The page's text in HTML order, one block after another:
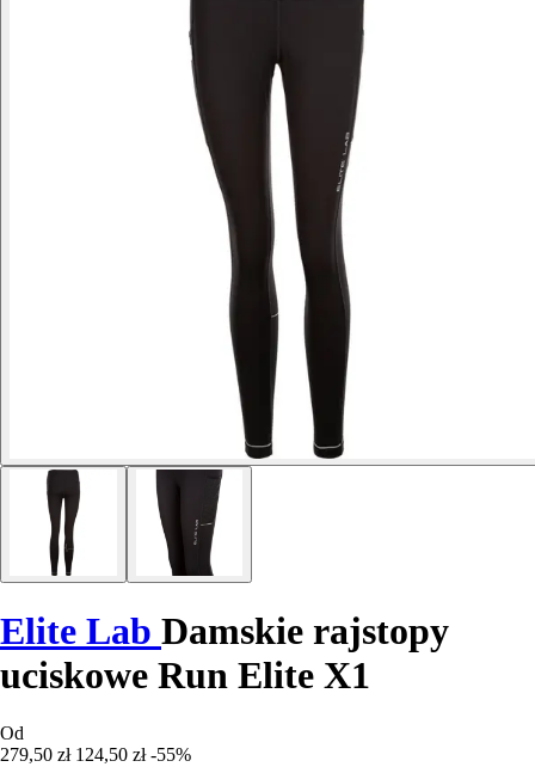
Elite Lab Damskie rajstopy
uciskowe Run Elite X1
Od
279,50 zł 124,50 zł -55%